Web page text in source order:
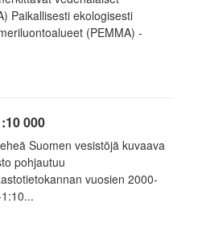
Paikallisesti ekologisesti
(PEMMA) -
000
Suomen vesistöjä kuvaava
pohjautuu
vuosien 2000-